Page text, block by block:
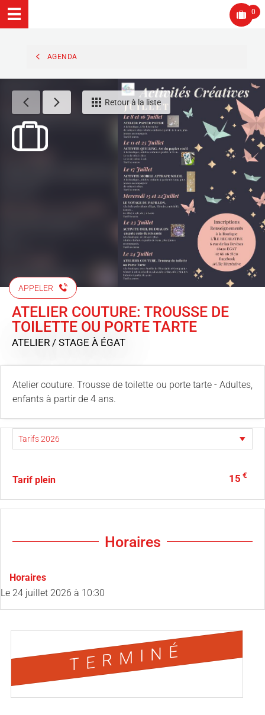
0
AGENDA
Retour à la liste
APPELER
ATELIER COUTURE: TROUSSE DE
TOILETTE OU PORTE TARTE
ATELIER / STAGE À ÉGAT
Atelier couture. Trousse de toilette ou porte tarte - Adultes,
enfants à partir de 4 ans.
Tarif plein 15 €
Horaires
Horaires
Le 24 juillet 2026 à 10:30
TERMINÉ